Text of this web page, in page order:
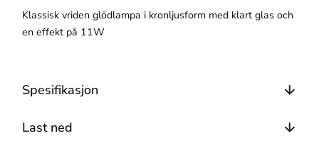
Klassisk vriden glödlampa i kronljusform med klart glas och
en effekt på 11W
Spesifikasjon
Last ned